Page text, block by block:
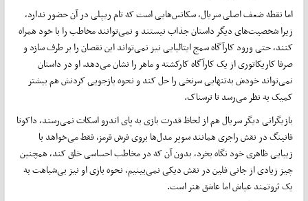
اما نقطه ‌ضعف اصلی سریال، سکانس‌هایی است که تام ریپلی در آن حضور ندارد،
زیرا شخصیت‌های دیگر داستان جذاب نیستند و نمی‌توانند مخاطب را با خود همراه
کنند، حتی ورود کارآگاه سمج ایتالیایی نیز نمی‌تواند این نقصان را بر طرف سازد و
صرفا کاریکاتوری از یک کارآگاه کارکشته و ماهر را نشان می‌دهد. او در داستان
نمی‌تواند خودش به‌تنهایی سرنخی را حل کند و نحوه بازجویی کردنش هم بیشتر
کمیک به نظر می‌رسد تا ترسناک.
بازیگرانی دیگر سریال هم از لحاظ قدرت بازی به پای اندرو اسکات نمی‌رسند، داکوتا
فانینگ در نقش راجری همانند سوپر مدل‌ها بروی فرش قرمز، فقط می‌خواهد با
زیبایی ظاهری خود نگاه بخرد، بدون آن که در مخاطب احساسی خلق کند، همچنین
چیز زیادی از جانی فلین در نقش دیکی نمی‌بینیم، نحوه بازی او نیز بی‌شباهت به
یک ثروتمند عیاش اما عاشق هنر است.